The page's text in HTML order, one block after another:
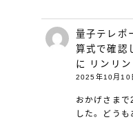
量子テレポ
算式で確認
に
リンリン
2025年10月10
おかげさま
した。どう